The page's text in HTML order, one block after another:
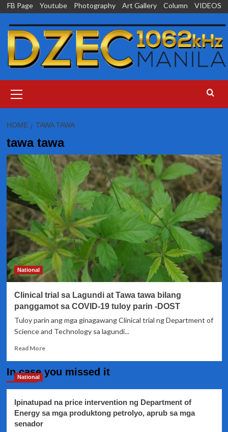
Skip
content
FB Page Youtube Photography Art Gallery Column VIDEOS
Menu
HOME TAWA TAWA
tawa tawa
National
Clinical trial sa Lagundi at Tawa tawa bilang
panggamot sa COVID-19 tuloy parin -DOST
Tuloy parin ang mga ginagawang Clinical trial ng Department of
Science and Technology sa lagundi...
Read MoreRead
Clinical
Lagundi
at
In case you missed it
National
Ipinatupad na price intervention ng Department of
Energy sa mga produktong petrolyo, aprub sa mga
senador